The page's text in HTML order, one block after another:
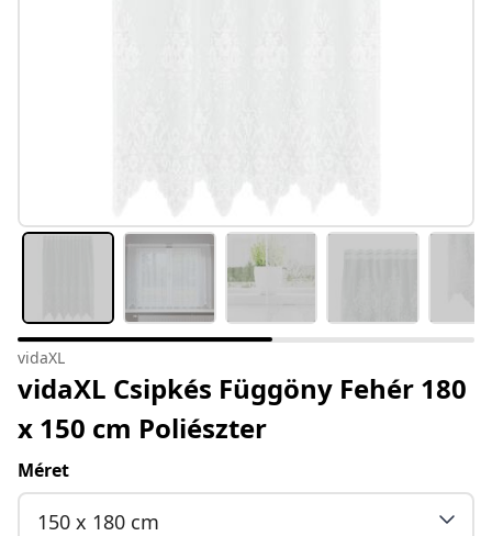
vidaXL
vidaXL Csipkés Függöny Fehér 180
x 150 cm Poliészter
Méret
150 x 180 cm